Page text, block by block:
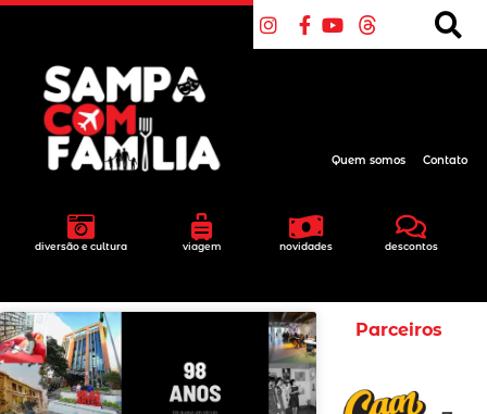
diversão e cultura viagem novidades descontos
Quem somos Contato
Parceiros